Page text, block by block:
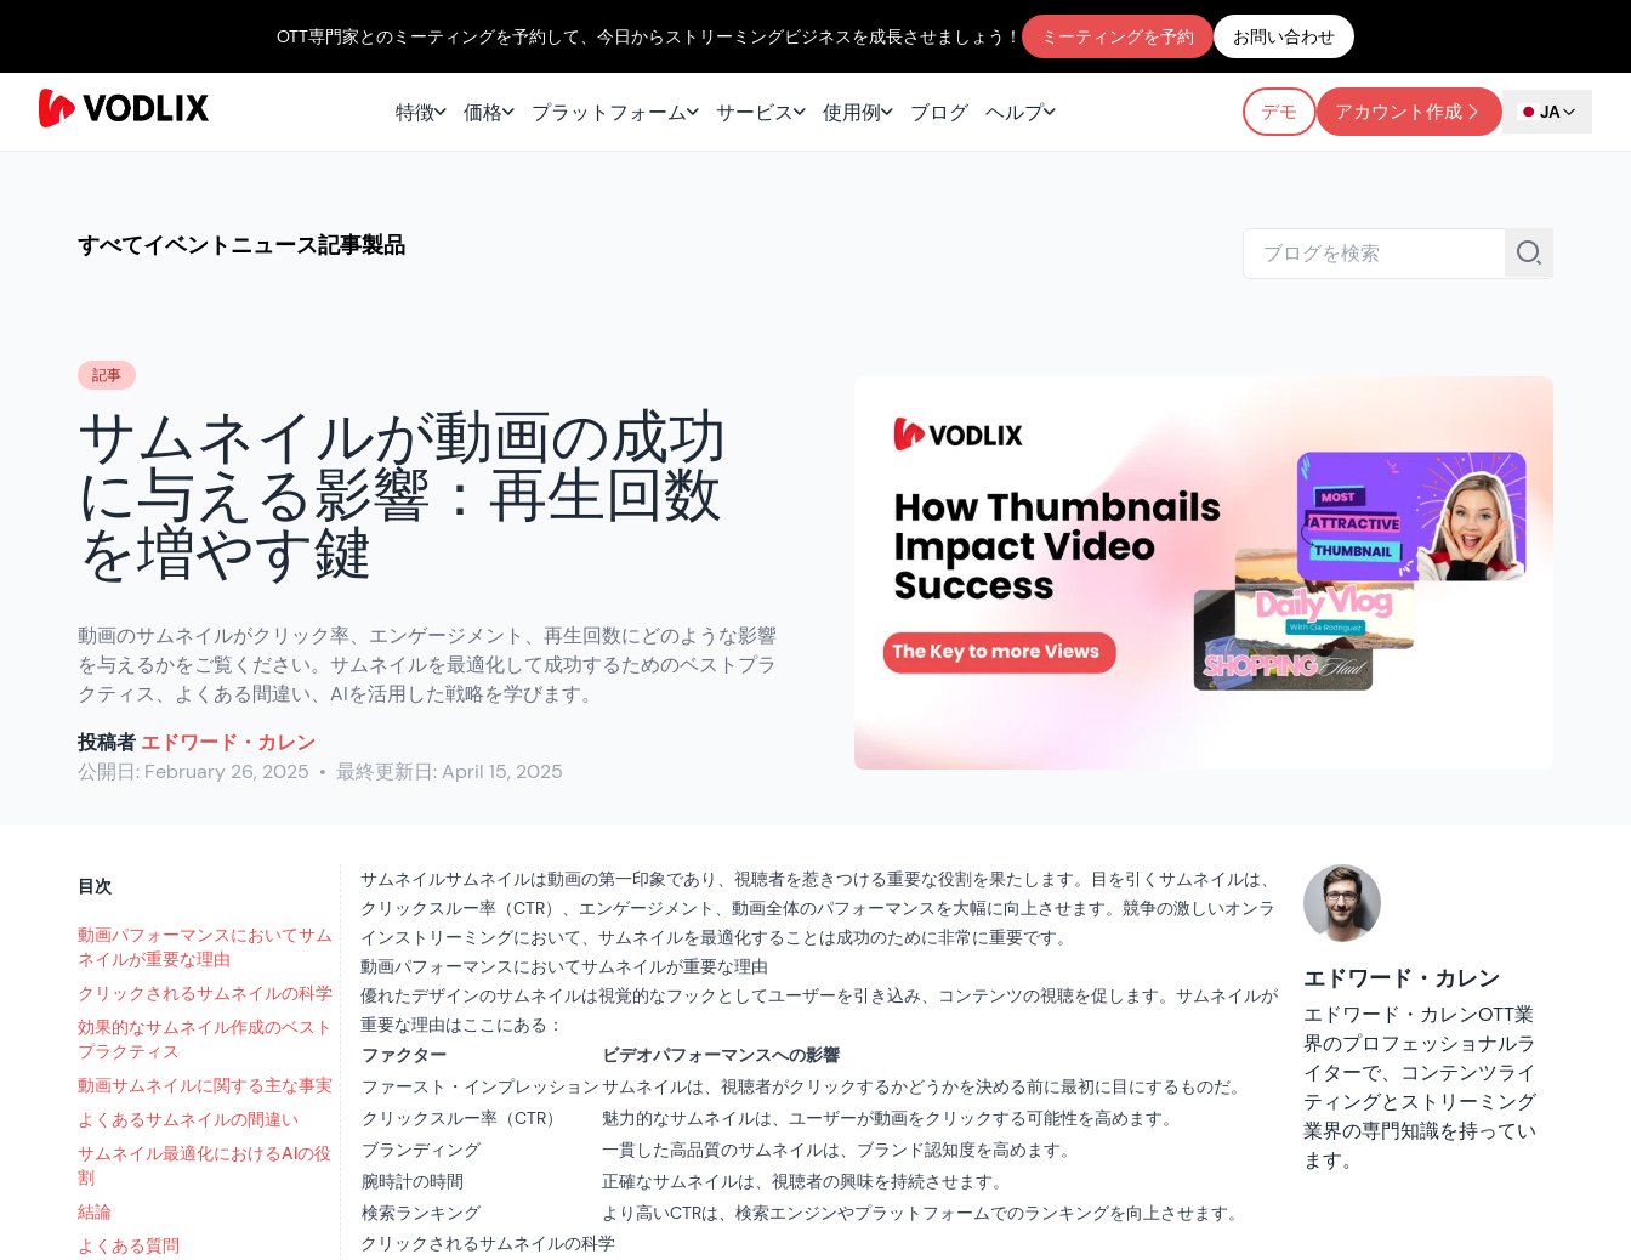
OTT専門家とのミーティングを予約して、今日からストリーミングビジネスを成長させましょう！ ミーティングを予約 お問い合わせ
特徴 価格 プラットフォーム サービス 使用例 ブログ ヘルプ デモ アカウント作成 JA
すべてイベントニュース記事製品
記事
サムネイルが動画の成功
に与える影響：再生回数
を増やす鍵
動画のサムネイルがクリック率、エンゲージメント、再生回数にどのような影響
を与えるかをご覧ください。サムネイルを最適化して成功するためのベストプラ
クティス、よくある間違い、AIを活用した戦略を学びます。
投稿者 エドワード・カレン
公開日: February 26, 2025 • 最終更新日:April 15, 2025
目次
動画パフォーマンスにおいてサム
ネイルが重要な理由
クリックされるサムネイルの科学
効果的なサムネイル作成のベスト
プラクティス
動画サムネイルに関する主な事実
よくあるサムネイルの間違い
サムネイル最適化におけるAIの役
割
結論
よくある質問
サムネイルサムネイルは動画の第一印象であり、視聴者を惹きつける重要な役割を果たします。目を引くサムネイルは、
クリックスルー率（CTR）、エンゲージメント、動画全体のパフォーマンスを大幅に向上させます。競争の激しいオンラ
インストリーミングにおいて、サムネイルを最適化することは成功のために非常に重要です。
動画パフォーマンスにおいてサムネイルが重要な理由
優れたデザインのサムネイルは視覚的なフックとしてユーザーを引き込み、コンテンツの視聴を促します。サムネイルが
重要な理由はここにある：
ファクター
ビデオパフォーマンスへの影響
ファースト・インプレッションサムネイルは、視聴者がクリックするかどうかを決める前に最初に目にするものだ。
クリックスルー率（CTR）
魅力的なサムネイルは、ユーザーが動画をクリックする可能性を高めます。
ブランディング
一貫した高品質のサムネイルは、ブランド認知度を高めます。
腕時計の時間
正確なサムネイルは、視聴者の興味を持続させます。
検索ランキング
より高いCTRは、検索エンジンやプラットフォームでのランキングを向上させます。
クリックされるサムネイルの科学
エドワード・カレン
エドワード・カレンOTT業
界のプロフェッショナルラ
イターで、コンテンツライ
ティングとストリーミング
業界の専門知識を持ってい
ます。